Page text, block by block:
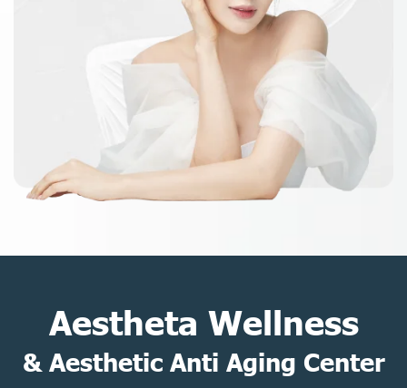
Aestheta Wellness
& Aesthetic Anti Aging Center